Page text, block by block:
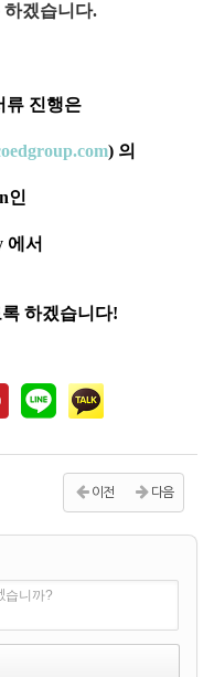
겠습니다.
류 진행은
) 의
인
에서
하겠습니다!
이전 다음
습니까?